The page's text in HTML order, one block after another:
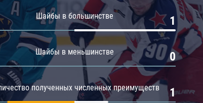
Амур
Барыс
Салават Юлаев
Шайбы в большинстве 1
Шайбы в меньшинстве 0
полученных численных преимуществ 1